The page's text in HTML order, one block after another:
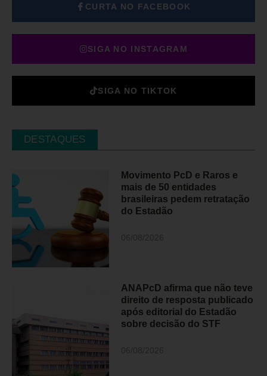
CURTA NO FACEBOOK
SIGA NO INSTAGRAM
SIGA NO TIKTOK
DESTAQUES
Movimento PcD e Raros e
mais de 50 entidades
brasileiras pedem retratação
do Estadão
ANAPcD afirma que não teve
direito de resposta publicado
após editorial do Estadão
sobre decisão do STF